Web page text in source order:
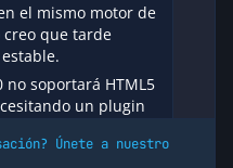
el mismo motor de
creo que tarde
soportará HTML5
un plugin
lo que yo ya hace
Únete a nuestro